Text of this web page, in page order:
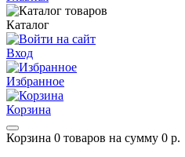
Каталог
Вход
Избранное
Корзина
Корзина 0 товаров на сумму 0 р.